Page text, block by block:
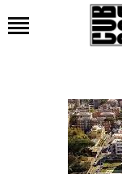
HOME
CHI
SEDI